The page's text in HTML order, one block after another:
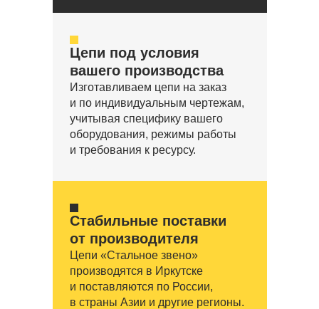
Цепи под условия
вашего производства
Изготавливаем цепи на заказ
и по индивидуальным чертежам,
учитывая специфику вашего
оборудования, режимы работы
и требования к ресурсу.
Стабильные поставки
от производителя
Цепи «Стальное звено»
производятся в Иркутске
и поставляются по России,
в страны Азии и другие регионы.